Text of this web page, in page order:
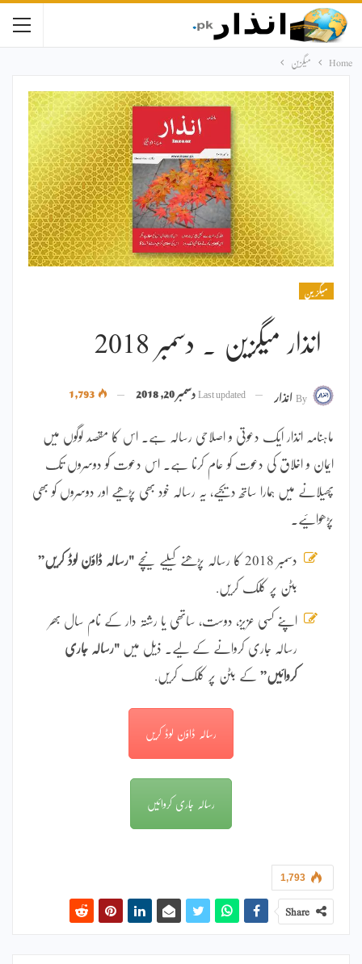
Home میگزین
میگزین
انذار میگزین ۔ دسمبر 2018
Byانذار Last updatedدسمبر 20, 2018
ماہنامہ انذار ایک دعوتی و اصلاحی رسالہ ہے۔ اس کا مقصد لوگوں میں
ایمان و اخلاق کی دعوت کو عام کرنا ہے۔ اس دعوت کو دوسروں تک
پھیلانے میں ہمارا ساتھ دیجیے، یہ رسالہ خود بھی پڑھیے اور دوسروں کو بھی
پڑھوائیے۔
دسمبر 2018 کا رسالہ پڑھنے کیلیے نیچے "رسالہ ڈاؤن لوڈ کریں”
بٹن پر کلک کریں.
اپنے کسی عزیز، دوست، ساتھی یا رشتہ دار کے نام سال بھر
رسالہ جاری کروانے کے لیے۔ ذیل میں "رسالہ جاری
کروائیں” کے بٹن پر کلک کریں.
رسالہ ڈاؤن لوڈ کریں
رسالہ جاری کروائیں
1,793
Share